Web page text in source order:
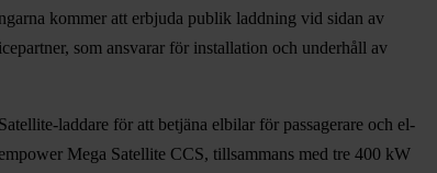
kommer att erbjuda publik laddning vid sidan av
som ansvarar för installation och underhåll av
laddare för att betjäna elbilar för passagerare och el-
Mega Satellite CCS, tillsammans med tre 400 kW